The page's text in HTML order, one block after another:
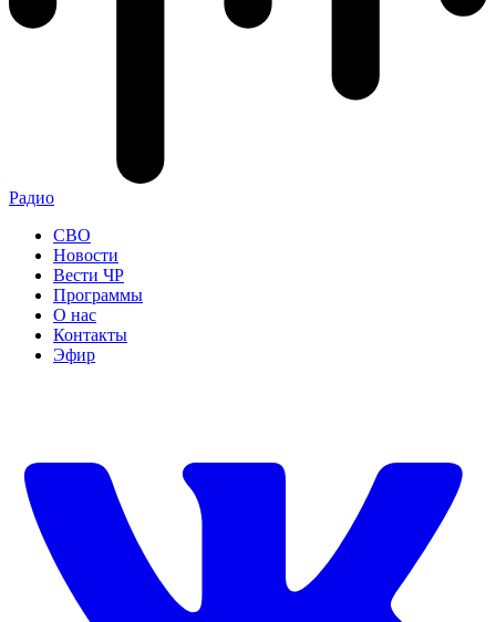
Радио
СВО
Новости
Вести ЧР
Программы
О нас
Контакты
Эфир